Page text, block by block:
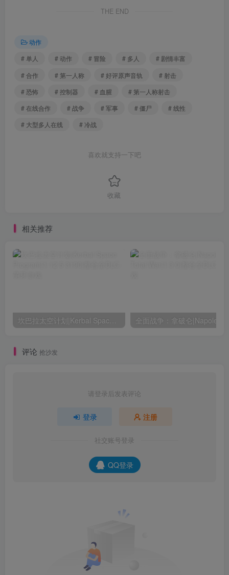
THE END
动作
# 单人
# 动作 # 冒险 # 多人
# 剧情丰富
# 合作
# 第一人称 # 好评原声音轨
# 射击
# 恐怖
# 控制器 # 血腥
# 第一人称射击
# 在线合作
# 战争 # 军事 # 僵尸
# 线性
# 大型多人在线
# 冷战
喜欢就支持一下吧
收藏
相关推荐
坎巴拉太空计划|Kerbal Space Program|1.12.5.3190|整合全DLC
评论 抢沙发
请登录后发表评论
登录 注册
社交账号登录
QQ登录